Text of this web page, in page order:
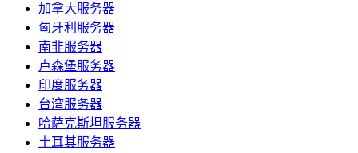
加拿大服务器
匈牙利服务器
南非服务器
卢森堡服务器
印度服务器
台湾服务器
哈萨克斯坦服务器
土耳其服务器